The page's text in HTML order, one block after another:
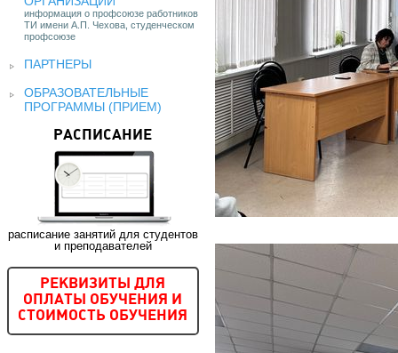
информация о профсоюзе работников
ТИ имени А.П. Чехова, студенческом
профсоюзе
ПАРТНЕРЫ
ОБРАЗОВАТЕЛЬНЫЕ
ПРОГРАММЫ (ПРИЕМ)
РАСПИСАНИЕ
расписание занятий для студентов
и преподавателей
РЕКВИЗИТЫ ДЛЯ
ОПЛАТЫ ОБУЧЕНИЯ И
СТОИМОСТЬ ОБУЧЕНИЯ